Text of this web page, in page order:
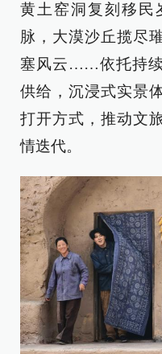
黄土窑洞复刻移民
脉，大漠沙丘揽尽
塞风云……依托持续
供给，沉浸式实景
打开方式，推动文
情迭代。